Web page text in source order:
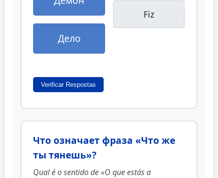
Дело
Fiz
Verificar Respostas
Что означает фраза «Что же
ты тянешь»?
Qual é o sentido de «O que estás a